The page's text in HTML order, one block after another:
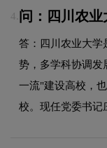
4. 问：四川农业
答：四川农业大学
势，多学科协调发
一流"建设高校，
校。现任党委书记